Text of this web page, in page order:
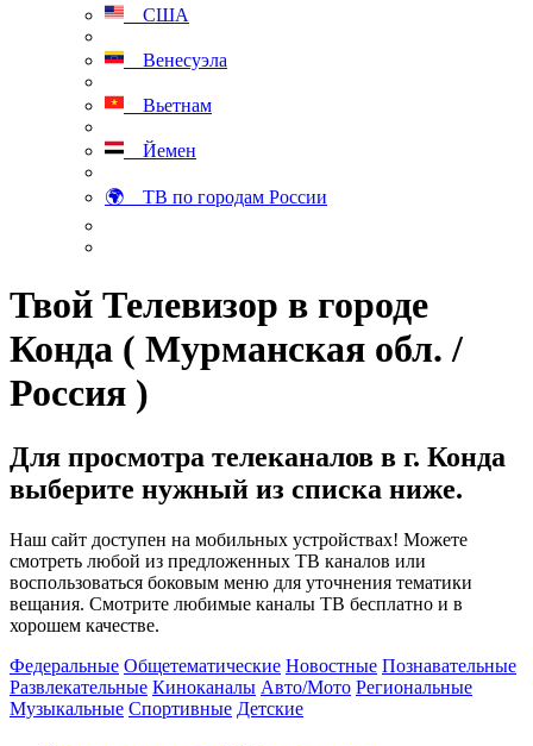
США
Венесуэла
Вьетнам
Йемен
🌍 ТВ по городам России
Твой Телевизор в городе
Конда ( Мурманская обл. /
Россия )
Для просмотра телеканалов в г. Конда
выберите нужный из списка ниже.
Наш сайт доступен на мобильных устройствах! Можете
смотреть любой из предложенных ТВ каналов или
воспользоваться боковым меню для уточнения тематики
вещания. Смотрите любимые каналы ТВ бесплатно и в
хорошем качестве.
Федеральные Общетематические Новостные Познавательные
Развлекательные Киноканалы Авто/Мото Региональные
Музыкальные Спортивные Детские